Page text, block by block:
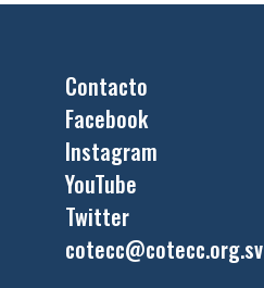
Contacto
Facebook
Instagram
YouTube
Twitter
cotecc@cotecc.org.sv